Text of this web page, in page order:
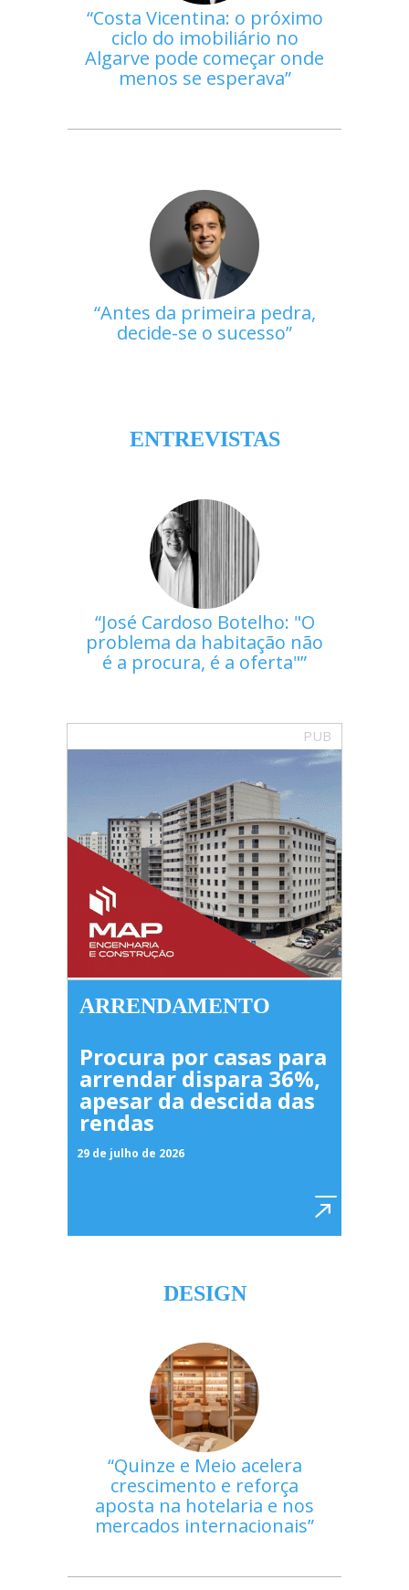
Costa Vicentina: o próximo
ciclo do imobiliário no
Algarve pode começar onde
menos se esperava
Antes da primeira pedra,
decide-se o sucesso
ENTREVISTAS
José Cardoso Botelho: "O
problema da habitação não
é a procura, é a oferta"
PUB
ARRENDAMENTO
Procura por casas para
arrendar dispara 36%,
apesar da descida das
rendas
29 de julho de 2026
DESIGN
Quinze e Meio acelera
crescimento e reforça
aposta na hotelaria e nos
mercados internacionais